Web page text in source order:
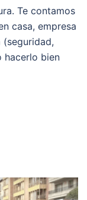
Te contamos
casa, empresa
hacerlo bien